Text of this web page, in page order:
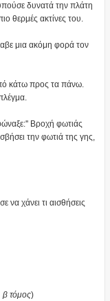
δυνατά την πλάτη
θερμές ακτίνες του.
μια ακόμη φορά τον
κάτω προς τα πάνω.
Βροχή φωτιάς
την φωτιά της γης,
να χάνει τι αισθήσεις
β τόμος)